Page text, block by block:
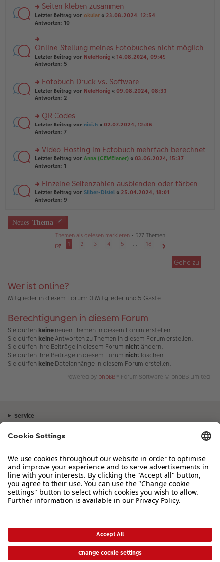
B
ei
tr
g
n
g
el
e
n
er
B
a
g
rs
te
u
n
g
el
es
n
er
B
a
g
Seiten kleben zusammen
Letzter Beitrag von okular « 23.08.2024, 12:54
Antworten: 10
rs
te
r
g
el
es
n
er
B
ei
a
g
Online-Stellung meines Fotobuches nicht möglich
Letzter Beitrag von NeleHonig « 14.08.2024, 09:49
Antworten: 5
rs
te
n
g
el
e
n
er
tr
a
g
Fotobuch Druck vs. Software
Letzter Beitrag von NeleHonig « 09.08.2024, 08:33
Antworten: 2
rs
te
n
g
el
e
n
er
tr
a
QR Codes
Letzter Beitrag von nici.h « 02.07.2024, 12:36
Antworten: 7
rs
te
n
g
el
e
n
er
Video-Hosting im Fotobuch mehrfach berechnet
Letzter Beitrag von Anna (CEWEianer) « 03.06.2024, 15:37
Antworten: 1
rs
te
n
g
tr
a
g
Einzelne Seitenzahlen ausblenden oder färben
Letzter Beitrag von Silber-Distel « 25.04.2024, 18:01
Antworten: 9
Neues Thema
Themen als gelesen markieren• 527 Themen
v
o
n
1
1 2 3 4 5 …
18
Gehe zu
Wer ist online?
Mitglieder in diesem Forum: 0 Mitglieder und 5 Gäste
Berechtigungen in diesem Forum
Sie dürfen keine neuen Themen in diesem Forum erstellen.
Sie dürfen keineAntworten zu Themen in diesem Forum erstellen.
Sie dürfen Ihre Beiträge in diesem Forum nicht ändern.
Sie dürfen Ihre Beiträge in diesem Forum nicht löschen.
Sie dürfen keine Dateianhänge in diesem Forum erstellen.
Powered by phpBB® Forum Software © phpBB Limited
Service
Sortiment
Inspiration
Bei Fragen zu Produkten oder der Bestellung können Sie uns gerne von